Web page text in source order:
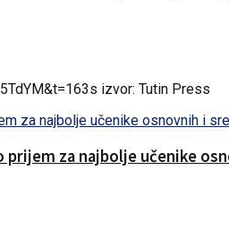
izvor: Tutin Press
za najbolje učenike